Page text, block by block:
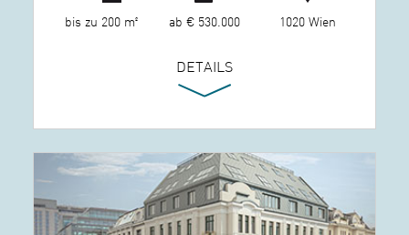
bis zu 200 m² ab € 530.000 1020 Wien
DETAILS